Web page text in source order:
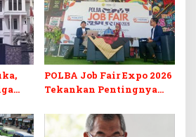
POLBA Job Fair Expo 2026
Tekankan Pentingnya
Digital